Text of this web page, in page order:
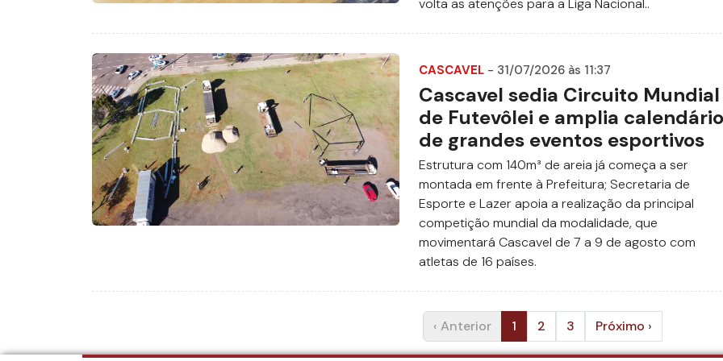
CASCAVEL - 31/07/2026 às 11:37
Cascavel sedia Circuito Mundial
de Futevôlei e amplia calendário
de grandes eventos esportivos
Estrutura com 140m³ de areia já começa a ser
montada em frente à Prefeitura; Secretaria de
Esporte e Lazer apoia a realização da principal
competição mundial da modalidade, que
movimentará Cascavel de 7 a 9 de agosto com
atletas de 16 países.
‹ Anterior 1 2 3 Próximo ›